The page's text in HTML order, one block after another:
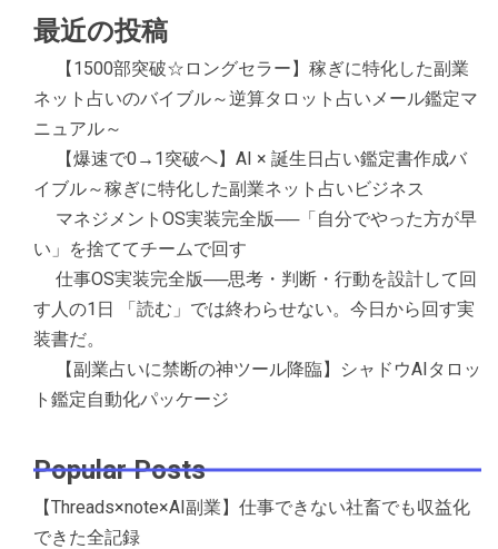
最近の投稿
【1500部突破☆ロングセラー】稼ぎに特化した副業
ネット占いのバイブル～逆算タロット占いメール鑑定マ
ニュアル～
【爆速で0→1突破へ】AI × 誕生日占い鑑定書作成バ
イブル～稼ぎに特化した副業ネット占いビジネス
マネジメントOS実装完全版──「自分でやった方が早
い」を捨ててチームで回す
仕事OS実装完全版──思考・判断・行動を設計して回
す人の1日 「読む」では終わらせない。今日から回す実
装書だ。
【副業占いに禁断の神ツール降臨】シャドウAIタロッ
ト鑑定自動化パッケージ
Popular Posts
【Threads×note×AI副業】仕事できない社畜でも収益化
できた全記録